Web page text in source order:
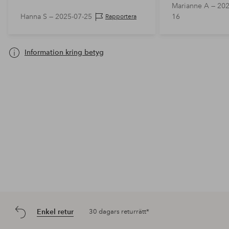
Hanna S — 2025-07-25 Rapportera
bästa. Men
Marianne A —
16
Information kring betyg
Enkel retur 30 dagars returrätt*